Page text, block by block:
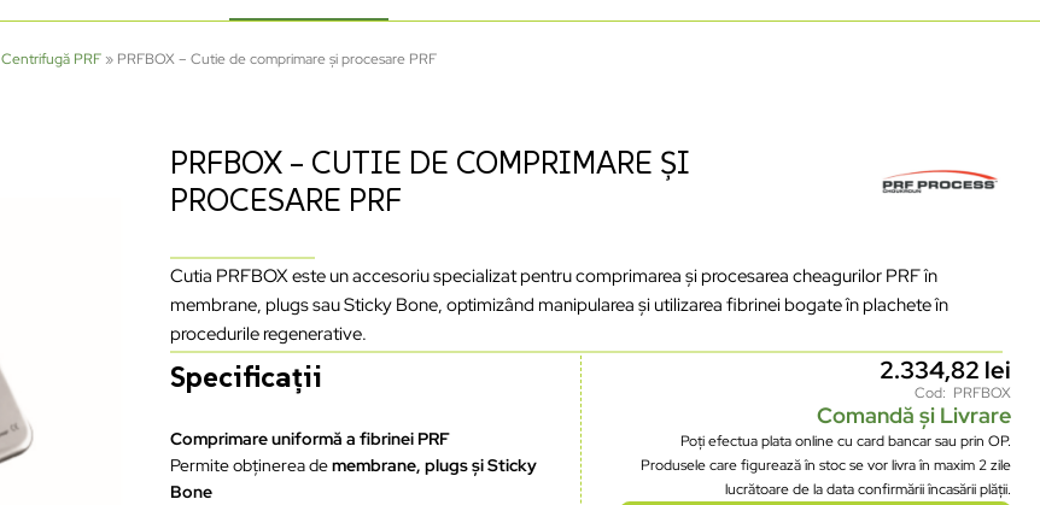
Centrifugă PRF » PRFBOX – Cutie de comprimare și procesare PRF
PRFBOX – CUTIE DE COMPRIMARE ȘI
PROCESARE PRF
Cutia PRFBOX este un accesoriu specializat pentru comprimarea și procesarea cheagurilor PRF în
membrane, plugs sau Sticky Bone, optimizând manipularea și utilizarea fibrinei bogate în plachete în
procedurile regenerative.
Specificații
Comprimare uniformă a fibrinei PRF
Permite obținerea demembrane, plugs și Sticky
Bone
2.334,82 lei
Cod: PRFBOX
Comandă și Livrare
Poți efectua plata online cu card bancar sau prin OP.
Produsele care figurează în stoc se vor livra în maxim 2 zile
lucrătoare de la data confirmării încasării plății.